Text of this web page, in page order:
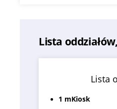
Lista
Lista
1 mKiosk